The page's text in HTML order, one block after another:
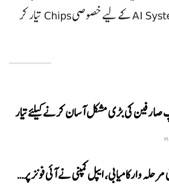
وہ AI Training اور AI Systems کے لیے خصوصی Chips تیار کر
کی بڑی مشکل آسان کرنے کیلئے تیار
مرحلہ وار کامیابی، ایپل کمپنی نے آئی فونز پر…